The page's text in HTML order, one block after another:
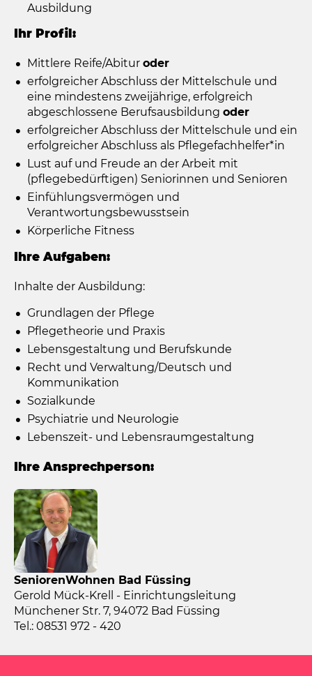
Ausbildung
Ihr Profil:
Mittlere Reife/Abituroder
erfolgreicher Abschluss der Mittelschule und
eine mindestens zweijährige, erfolgreich
abgeschlossene Berufsausbildungoder
erfolgreicher Abschluss der Mittelschule und ein
erfolgreicher Abschluss als Pflegefachhelfer*in
Lust auf und Freude an der Arbeit mit
(pflegebedürftigen) Seniorinnen und Senioren
Einfühlungsvermögen und
Verantwortungsbewusstsein
Körperliche Fitness
Ihre Aufgaben:
Inhalte der Ausbildung:
Grundlagen der Pflege
Pflegetheorie und Praxis
Lebensgestaltung und Berufskunde
Recht und Verwaltung/Deutsch und
Kommunikation
Sozialkunde
Psychiatrie und Neurologie
Lebenszeit- und Lebensraumgestaltung
Ihre Ansprechperson:
SeniorenWohnen Bad Füssing
Gerold Mück-Krell - Einrichtungsleitung
Münchener Str. 7, 94072 Bad Füssing
Tel.: 08531 972 - 420